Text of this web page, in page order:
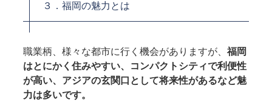
３．福岡の魅力とは
職業柄、様々な都市に行く機会がありますが、 福岡
はとにかく住みやすい、コンパクトシティで利便性
が高い、アジアの玄関口として将来性があるなど魅
力は多いです。